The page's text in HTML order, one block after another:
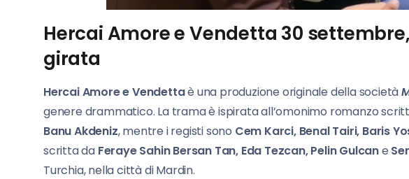
HercaiAmoree Vendetta 30
girata
Hercai Amore e Vendettaè una produzione originale della società
genere drammatico. La trama è ispirata all’omonimo romanzo
Banu Akdeniz, mentre i registi sono Cem Karci, Benal Tairi, Baris
scritta da Feraye Sahin Bersan Tan, Eda Tezcan, Pelin Gulcane
Turchia, nella città di Mardin.